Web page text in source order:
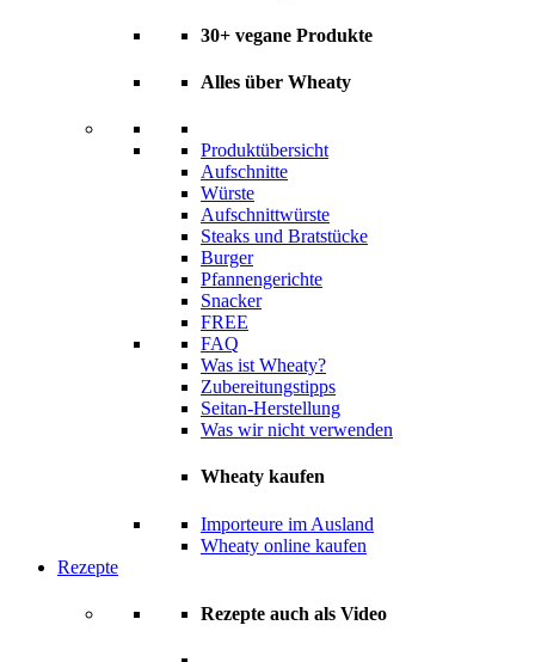
30+ vegane Produkte
Alles über Wheaty
Produktübersicht
Aufschnitte
Würste
Aufschnittwürste
Steaks und Bratstücke
Burger
Pfannengerichte
Snacker
FREE
FAQ
Was ist Wheaty?
Zubereitungstipps
Seitan-Herstellung
Was wir nicht verwenden
Wheaty kaufen
Importeure im Ausland
Wheaty online kaufen
Rezepte
Rezepte auch als Video